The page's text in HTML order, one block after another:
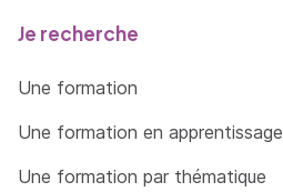
Je recherche
Une formation
Une formation en apprentissage
Une formation par thématique